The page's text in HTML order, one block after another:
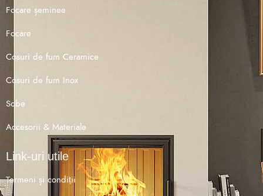
Focare șeminee
Focare
Cosuri de fum Ceramice
Cosuri de fum Inox
Sobe
Accesorii & Materiale
Link-uri utile
Termeni și condiții